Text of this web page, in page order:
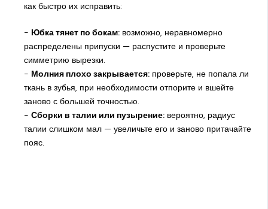
как быстро их исправить:
- Юбка тянет по бокам:возможно, неравномерно
распределены припуски — распустите и проверьте
симметрию вырезки.
- Молния плохо закрывается:проверьте, не попала ли
ткань в зубья, при необходимости отпорите и вшейте
заново с большей точностью.
- Сборки в талии или пузырение:вероятно, радиус
талии слишком мал — увеличьте его и заново притачайте
пояс.